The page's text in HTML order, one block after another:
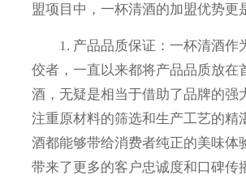
盟项目中，一杯清酒的加盟优势更
1. 产品品质保证：一杯清酒作
佼者，一直以来都将产品品质放在
酒，无疑是相当于借助了品牌的强
注重原材料的筛选和生产工艺的精
酒都能够带给消费者纯正的美味体
带来了更多的客户忠诚度和口碑传